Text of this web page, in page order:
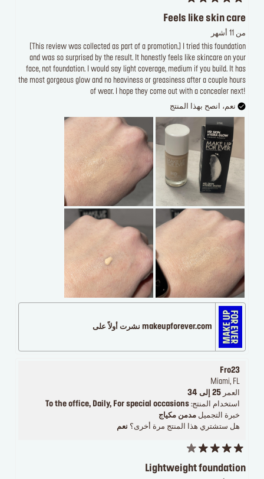
Feels like skin care
من 11 أشهر
[This review was collected as part of a promotion.] I tried this foundation
and was so surprised by the result. It honestly feels like skincare on your
face, not foundation. I would say light coverage, medium if you build. It has
the most gorgeous glow and no heaviness or greasiness after a couple hours
of wear. I hope they come out with a concealer next!
نعم، انصح بهذا المنتج
makeupforever.com نشرت أولاً على
Fro23
Miami, FL
العمر 25 إلى 34
استخدام المنتج: To the office, Daily, For special occasions
خبرة التجميل مدمن مكياج
هل ستشتري هذا المنتج مرة أخرى؟ نعم
Lightweight foundation